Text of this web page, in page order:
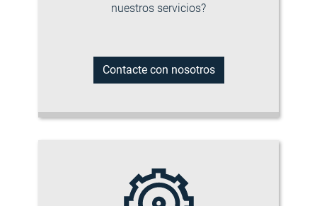
nuestros servicios?
Contacte con nosotros